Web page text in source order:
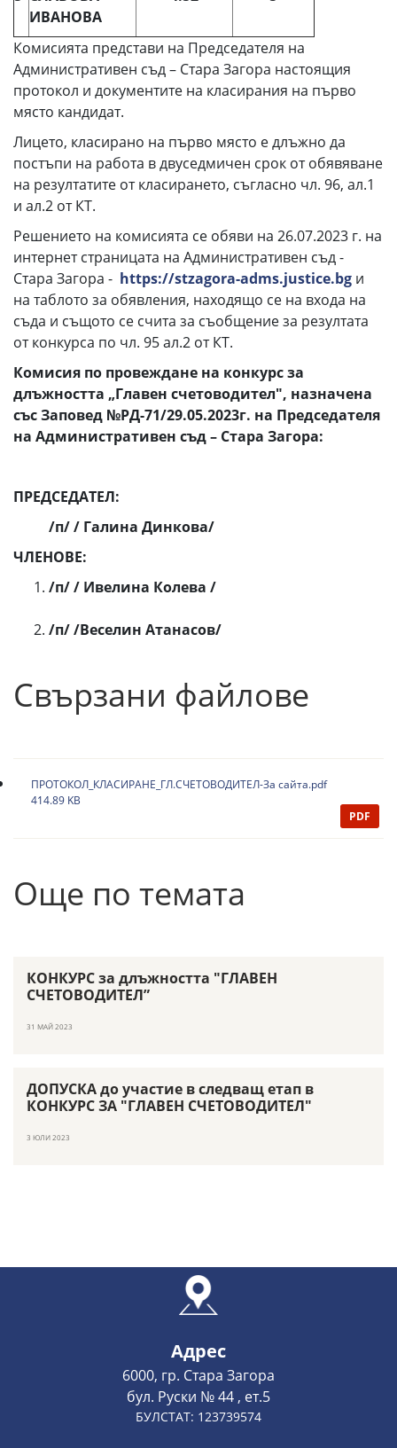
ИВАНОВА
Комисията представи на Председателя на
Административен съд – Стара Загора настоящия
протокол и документите на класирания на първо
място кандидат.
Лицето, класирано на първо място е длъжно да
постъпи на работа в двуседмичен срок от обявяване
на резултатите от класирането, съгласно чл. 96, ал.1
и ал.2 от КТ.
Решението на комисията се обяви на 26.07.2023 г. на
интернет страницата на Административен съд -
Стара Загора - https://stzagora-adms.justice.bg и
на таблото за обявления, находящо се на входа на
съда и същото се счита за съобщение за резултата
от конкурса по чл. 95 ал.2 от КТ.
Комисия по провеждане на конкурс за
длъжността „Главен счетоводител", назначена
със Заповед №РД-71/29.05.2023г. на Председателя
на Административен съд – Стара Загора:
ПРЕДСЕДАТЕЛ:
/п// Галина Динкова/
ЧЛЕНОВЕ:
/п// Ивелина Колева /
/п//Веселин Атанасов/
Свързани файлове
ПРОТОКОЛ_КЛАСИРАНЕ_ГЛ.СЧЕТОВОДИТЕЛ-За сайта.pdf
414.89 KB
PDF
Още по темата
КОНКУРС за длъжността "ГЛАВЕН
СЧЕТОВОДИТЕЛ”
31 МАЙ 2023
ДОПУСКА до участие в следващ етап в
КОНКУРС ЗА "ГЛАВЕН СЧЕТОВОДИТЕЛ"
3 ЮЛИ 2023
Адрес
6000, гр. Стара Загора
бул. Руски № 44 , ет.5
БУЛСТАТ: 123739574